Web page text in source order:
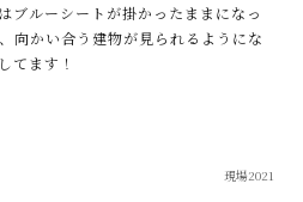
ブルーシートが掛かったままになっ
向かい合う建物が見られるようにな
てます！
現場2021